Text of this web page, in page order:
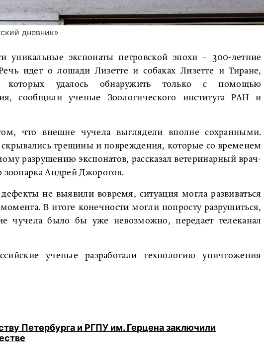
дневник»
уникальные экспонаты петровской эпохи – 300-летние
идет о лошади Лизетте и собаках Лизетте и Тиране,
которых удалось обнаружить только с помощью
сообщили ученые Зоологического института РАН и
что внешне чучела выглядели вполне сохранными.
трещины и повреждения, которые со временем
разрушению экспонатов, рассказал ветеринарный врач-
зоопарка Андрей Джорогов.
не выявили вовремя, ситуация могла развиваться
В итоге конечности могли попросту разрушиться,
чучела было бы уже невозможно, передает телеканал
ученые разработали технологию уничтожения
Петербурга и РГПУ им. Герцена заключили